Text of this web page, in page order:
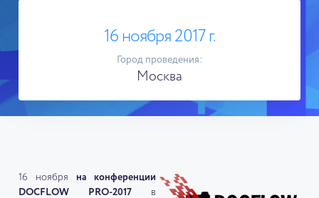
16 ноября 2017 г.
Город проведения:
Москва
16 ноября на конференции
DOCFLOW PRO-2017 в